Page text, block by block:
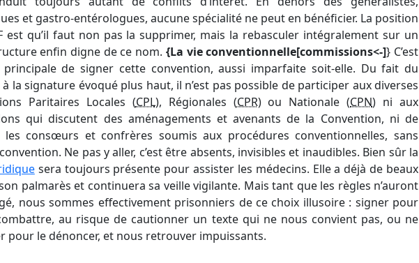
et gastro-entérologues, aucune spécialité ne peut en bénéficier. La position
est qu’il faut non pas la supprimer, mais la rebasculer intégralement sur un
enfin digne de ce nom. {La vie conventionnelle[commissions<-]} C’est
de signer cette convention, aussi imparfaite soit-elle. Du fait du
la signature évoqué plus haut, il n’est pas possible de participer aux diverses
Paritaires Locales (CPL), Régionales (CPR) ou Nationale (CPN) ni aux
qui discutent des aménagements et avenants de la Convention, ni de
les consœurs et confrères soumis aux procédures conventionnelles, sans
Ne pas y aller, c’est être absents, invisibles et inaudibles. Bien sûr la
sera toujours présente pour assister les médecins. Elle a déjà de beaux
palmarès et continuera sa veille vigilante. Mais tant que les règles n’auront
nous sommes effectivement prisonniers de ce choix illusoire : signer pour
au risque de cautionner un texte qui ne nous convient pas, ou ne
pour le dénoncer, et nous retrouver impuissants.